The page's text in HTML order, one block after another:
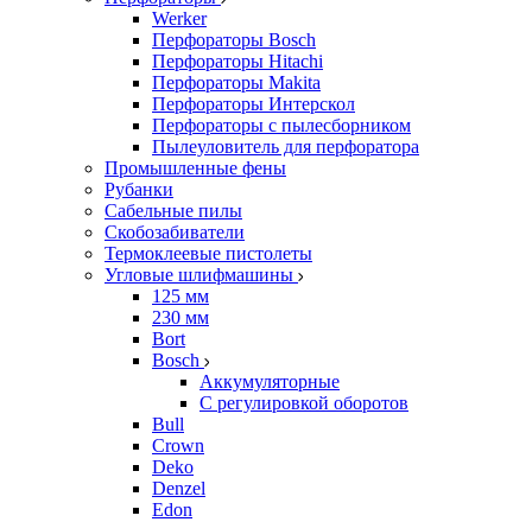
Werker
Перфораторы Bosch
Перфораторы Hitachi
Перфораторы Makita
Перфораторы Интерскол
Перфораторы с пылесборником
Пылеуловитель для перфоратора
Промышленные фены
Рубанки
Сабельные пилы
Скобозабиватели
Термоклеевые пистолеты
Угловые шлифмашины
125 мм
230 мм
Bort
Bosch
Аккумуляторные
С регулировкой оборотов
Bull
Crown
Deko
Denzel
Edon